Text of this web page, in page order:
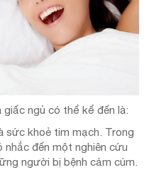
ngủ có thể kể đến là:
sức khoẻ tim mạch. Trong
nhắc đến một nghiên cứu
người bị bệnh cảm cúm.